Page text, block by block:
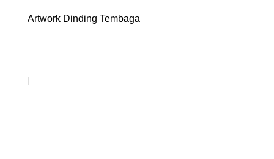
Artwork Dinding Tembaga